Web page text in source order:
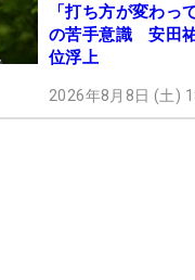
「打ち方が変わっ
の苦手意識 安田
位浮上
2026年8月8日 (土)